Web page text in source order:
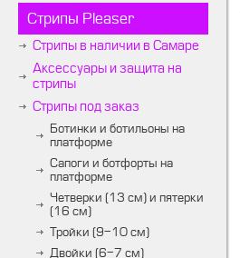
Стрипы Pleaser
Стрипы в наличии в Самаре
Аксессуары и защита на
стрипы
Стрипы под заказ
Ботинки и ботильоны на
платформе
Сапоги и ботфорты на
платформе
Четверки (13 см) и пятерки
(16 см)
Тройки (9-10 см)
Двойки (6-7 см)